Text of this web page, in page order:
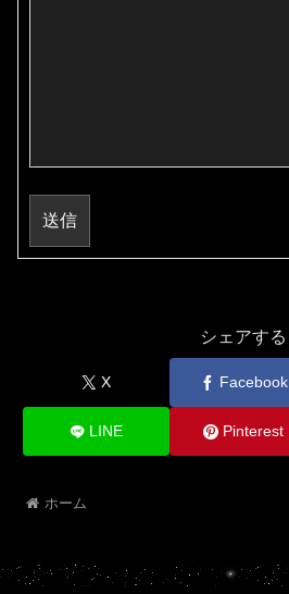
送信
シェアする
X Facebook
LINE Pinterest
ホーム